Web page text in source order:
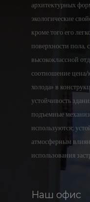
архитектурных
экологические
кроме того его
поверхности пола,
высококлассной
соотношение цена/
холода» в
устойчивость
подъемные
используются;
атмосферным
использования
Наш офис